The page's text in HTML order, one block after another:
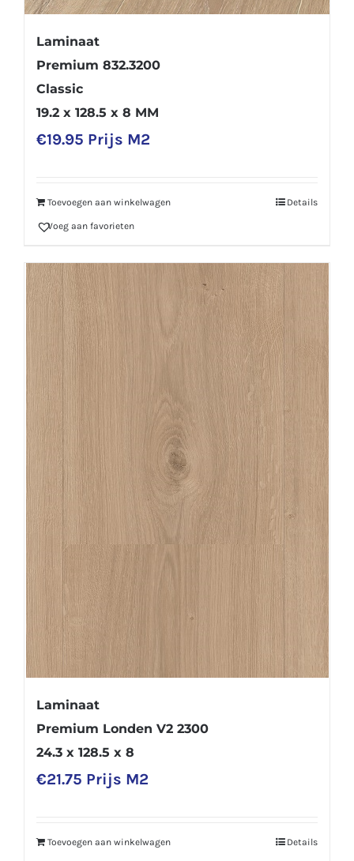
Laminaat
Premium 832.3200
Classic
19.2 x 128.5 x 8 MM
€19.95 Prijs M2
Toevoegen aan winkelwagen Details
Voeg aan favorieten
Laminaat
Premium Londen V2 2300
24.3 x 128.5 x 8
€21.75 Prijs M2
Toevoegen aan winkelwagen Details